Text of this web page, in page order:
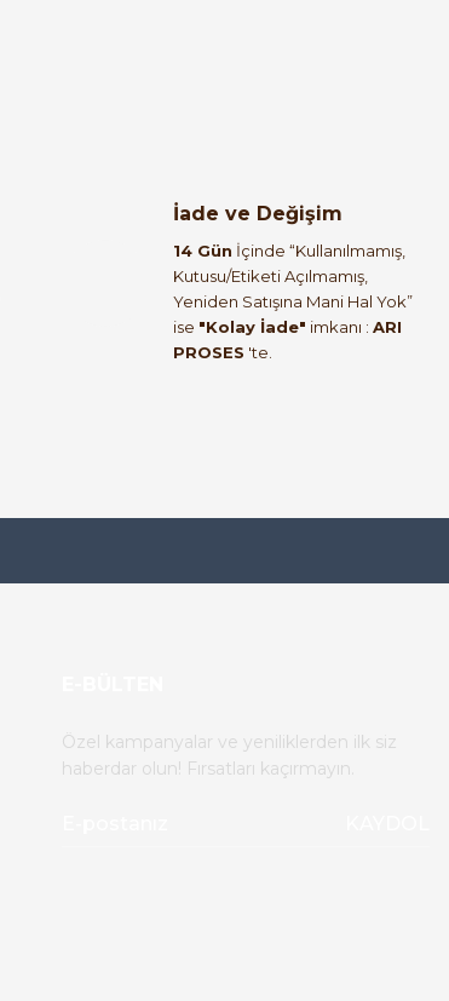
ZELKON
İade ve Değişim
14 Gün İçinde “Kullanılmamış,
Kutusu/Etiketi Açılmamış,
Yeniden Satışına Mani Hal Yok”
ise "Kolay İade" imkanı : ARI
PROSES 'te.
Özel kampanyalar ve yeniliklerden ilk siz
haberdar olun! Fırsatları kaçırmayın.